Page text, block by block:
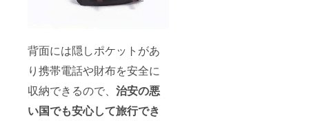
背面には隠しポケットがあ
り携帯電話や財布を安全に
収納できるので、 治安の悪
い国でも安心して旅行でき